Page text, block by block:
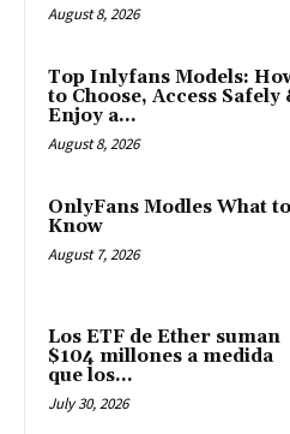
August 8, 2026
Top Inlyfans Models:
to Choose, Access Safely
Enjoy a...
August 8, 2026
OnlyFans Modles What to
Know
August 7, 2026
Los ETF de Ether suman
$104 millones a medida
que los...
July 30, 2026